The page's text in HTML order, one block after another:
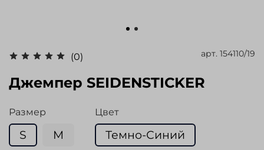
(0) арт. 154110/19
Джемпер SEIDENSTICKER
Размер
S M
Цвет
Темно-Синий